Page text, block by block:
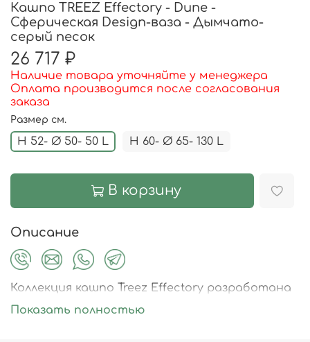
Кашпо TREEZ Effectory - Dune -
Сферическая Design-ваза - Дымчато-
серый песок
26 717 ₽
Наличие товара уточняйте у менеджера
Оплата производится после согласования
заказа
Размер см.
H 52- Ø 50- 50 L H 60- Ø 65- 130 L
В корзину
Описание
Коллекция кашпо Treez Effectory разработана
бельгийскими специалистами с учётом всех
трендов и особенностей современного
Показать полностью